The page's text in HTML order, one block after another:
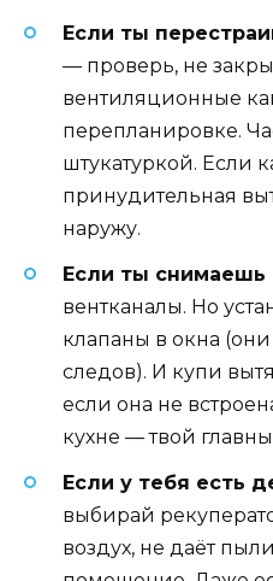
Если ты
— проверь, не
вентиляционные
перепланировке.
штукатуркой. Если
принудительная
наружу.
Если ты снимаешь
вентканалы. Но
клапаны в окна
следов). И купи
если она не
кухне — твой
Если у тебя есть
выбирай
воздух, не даёт